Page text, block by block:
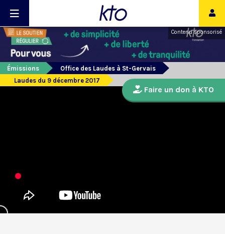
Contenu sponsorisé
Émissions
Office des Laudes à St-Gervais
Laudes du 9 décembre 2017
Faire un don à KTO